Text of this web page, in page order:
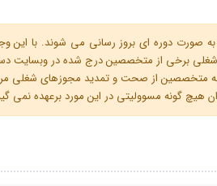
صورت دوره ای بروز رسانی می شوند. با این
شغلی برخی از متخصصین درج شده در وبسایت
به متخصصین از صحت و تمدید مجوزهای شغلی
گونه مسوولیتی در این مورد برعهده نمی